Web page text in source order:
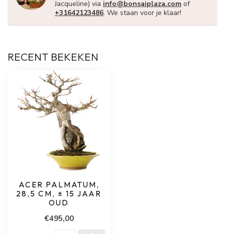
Jacqueline) via info@bonsaiplaza.com of
+31642123486. We staan voor je klaar!
RECENT BEKEKEN
ACER PALMATUM,
28,5 CM, ± 15 JAAR
OUD
€495,00